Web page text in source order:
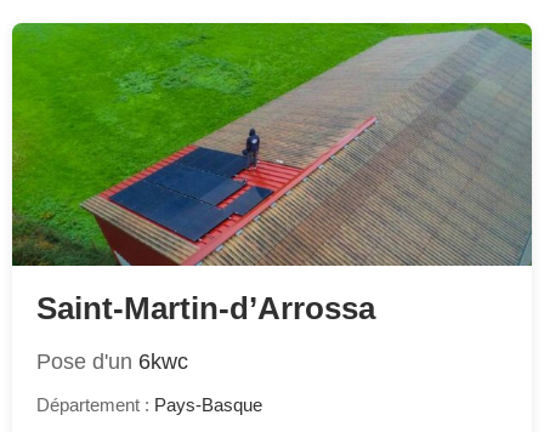
Saint-Martin-d’Arrossa
Pose d'un 6kwc
Département : Pays-Basque